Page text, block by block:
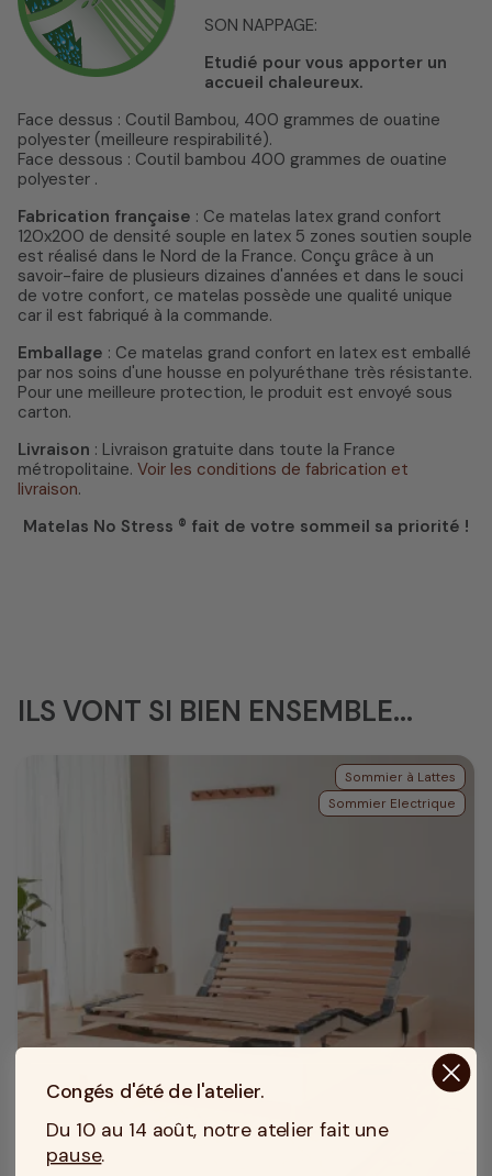
SON NAPPAGE:
Etudié pour vous apporter un
accueil chaleureux.
Face dessus : Coutil Bambou, 400 grammes de ouatine
polyester (meilleure respirabilité).
Face dessous : Coutil bambou 400 grammes de ouatine
polyester .
Fabrication française : Ce matelas latex grand confort
120x200 de densité souple en latex 5 zones soutien souple
est réalisé dans le Nord de la France. Conçu grâce à un
savoir-faire de plusieurs dizaines d'années et dans le souci
de votre confort, ce matelas possède une qualité unique
car il est fabriqué à la commande.
Emballage : Ce matelas grand confort en latex est emballé
par nos soins d'une housse en polyuréthane très résistante.
Pour une meilleure protection, le produit est envoyé sous
carton.
Livraison : Livraison gratuite dans toute la France
métropolitaine. Voir les conditions de fabrication et
livraison.
Matelas No Stress ® fait de votre sommeil sa priorité !
ILS VONT SI BIEN ENSEMBLE...
Sommier à Lattes
Sommier Electrique
Congés d'été de l'atelier.
Du 10 au 14 août, notre atelier fait une
pause.